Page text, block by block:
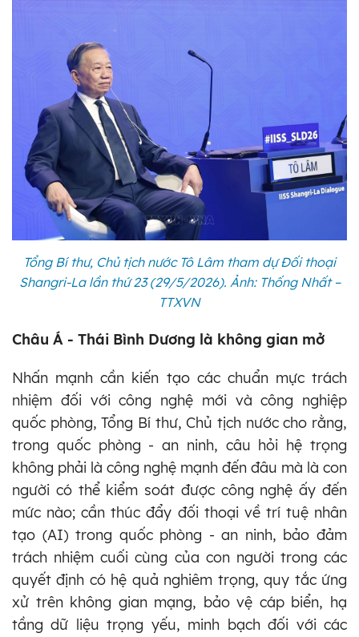
Tổng Bí thư, Chủ tịch nước Tô Lâm tham dự Đối thoại
Shangri-La lần thứ 23 (29/5/2026). Ảnh: Thống Nhất –
TTXVN
Châu Á - Thái Bình Dương là không gian mở
Nhấn mạnh cần kiến tạo các chuẩn mực trách
nhiệm đối với công nghệ mới và công nghiệp
quốc phòng, Tổng Bí thư, Chủ tịch nước cho rằng,
trong quốc phòng - an ninh, câu hỏi hệ trọng
không phải là công nghệ mạnh đến đâu mà là con
người có thể kiểm soát được công nghệ ấy đến
mức nào; cần thúc đẩy đối thoại về trí tuệ nhân
tạo (AI) trong quốc phòng - an ninh, bảo đảm
trách nhiệm cuối cùng của con người trong các
quyết định có hệ quả nghiêm trọng, quy tắc ứng
xử trên không gian mạng, bảo vệ cáp biển, hạ
tầng dữ liệu trọng yếu, minh bạch đối với các